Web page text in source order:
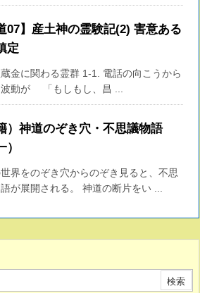
07】産土神の霊験記(2) 害意ある
定
蔵金に関わる霊群 1-1. 電話の向こうから
波動が 「もしもし、昌 ...
）神道のぞき穴・不思議物語
）
界をのぞき穴からのぞき見ると、不思
が展開される。 神道の断片をい ...